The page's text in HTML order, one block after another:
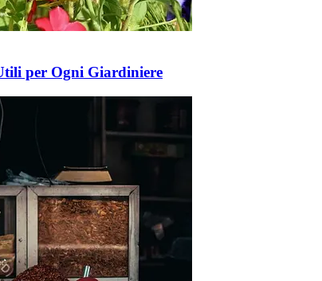
per Ogni Giardiniere